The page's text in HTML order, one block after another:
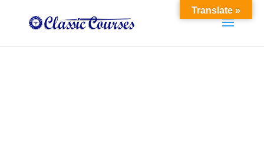
Translate »